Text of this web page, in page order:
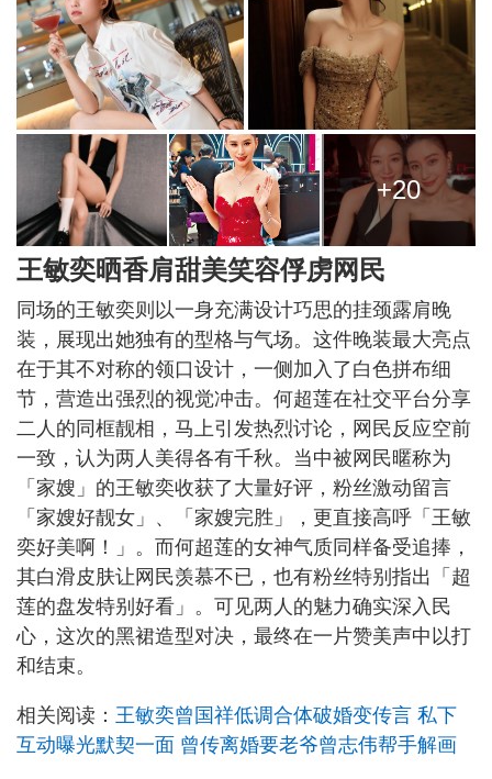
+20
王敏奕晒香肩甜美笑容俘虏网民
同场的王敏奕则以一身充满设计巧思的挂颈露肩晚
装，展现出她独有的型格与气场。这件晚装最大亮点
在于其不对称的领口设计，一侧加入了白色拼布细
节，营造出强烈的视觉冲击。何超莲在社交平台分享
二人的同框靓相，马上引发热烈讨论，网民反应空前
一致，认为两人美得各有千秋。当中被网民暱称为
「家嫂」的王敏奕收获了大量好评，粉丝激动留言
「家嫂好靓女」、「家嫂完胜」，更直接高呼「王敏
奕好美啊！」。而何超莲的女神气质同样备受追捧，
其白滑皮肤让网民羡慕不已，也有粉丝特别指出「超
莲的盘发特别好看」。可见两人的魅力确实深入民
心，这次的黑裙造型对决，最终在一片赞美声中以打
和结束。
相关阅读： 王敏奕曾国祥低调合体破婚变传言 私下
互动曝光默契一面 曾传离婚要老爷曾志伟帮手解画